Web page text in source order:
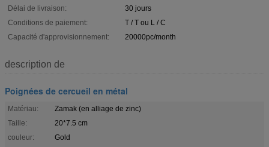
Délai de livraison:
30 jours
Conditions de paiement:
T / T ou L / C
Capacité d'approvisionnement:
20000pc/month
description de
Poignées de cercueil en métal
Matériau:
Zamak (en alliage de zinc)
Taille:
20*7.5 cm
couleur:
Gold